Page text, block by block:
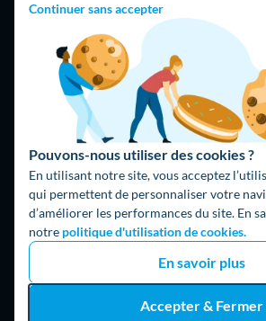
Continuer sans accepter
Pouvons-nous utiliser des cookies ?
En utilisant notre site, vous acceptez
qui permettent de personnaliser votre
d’améliorer les performances du site. En
notre politique d'utilisation de cookies.
En savoir plus
Accepter & Fermer
Hello !
09 75 18 60 60
(8h-
75018 Paris
Fait avec ⚡ par Hello
© 2026 Hello Watt |CGU|Mentions